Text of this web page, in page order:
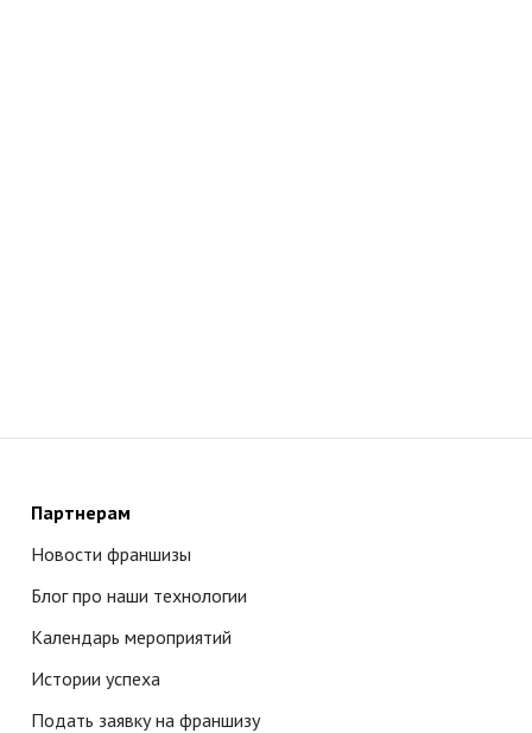
Партнерам
Новости франшизы
Блог про наши технологии
Календарь мероприятий
Истории успеха
Подать заявку на франшизу